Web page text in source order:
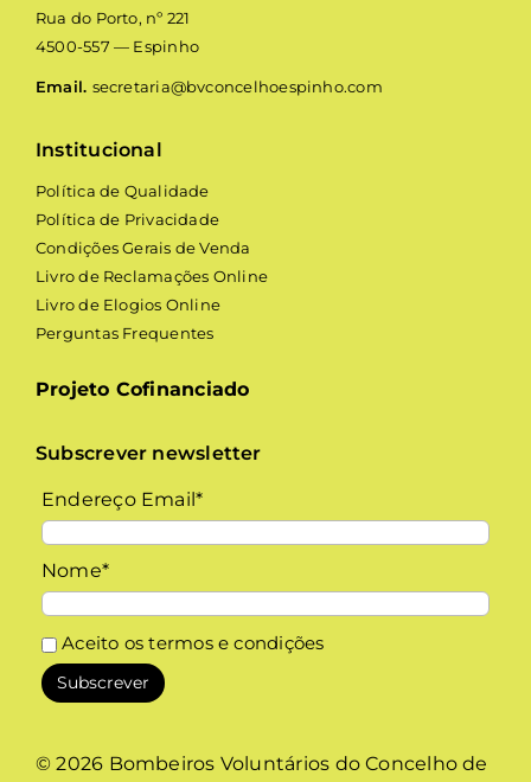
Rua do Porto, nº 221
4500-557 — Espinho
Email. secretaria@bvconcelhoespinho.com
Institucional
Política de Qualidade
Política de Privacidade
Condições Gerais de Venda
Livro de Reclamações Online
Livro de Elogios Online
Perguntas Frequentes
Projeto Cofinanciado
Subscrever newsletter
Endereço Email*
Nome*
Aceito ostermos e condições
© 2026 Bombeiros Voluntários do Concelho de